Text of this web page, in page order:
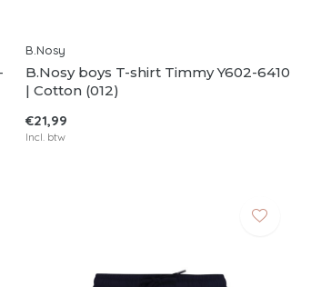
B.Nosy
B.Nosy boys T-shirt Timmy Y602-6410
| Cotton (012)
€21,99
Incl. btw